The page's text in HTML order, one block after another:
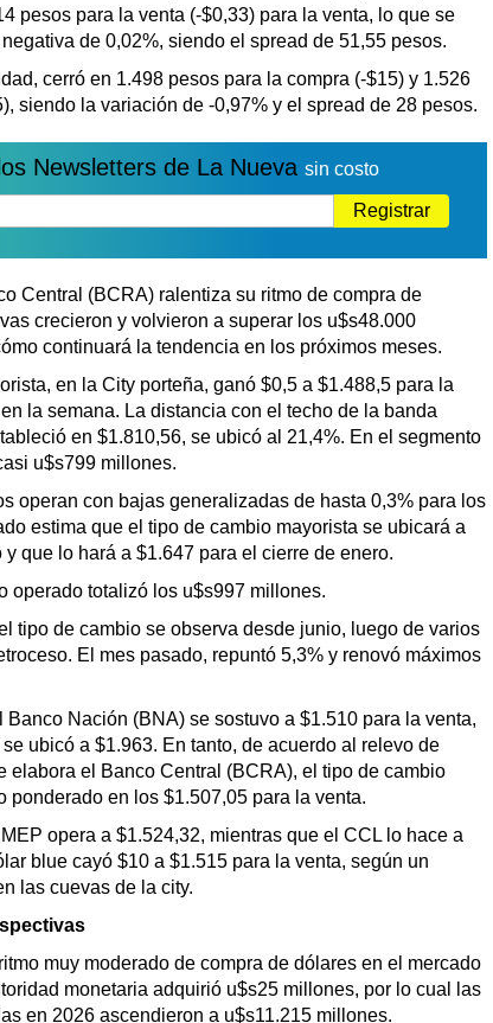
Edictos
Teléfonos de urgencia
pesos para la venta (-$0,33) para la venta, lo que se
de 0,02%, siendo el spread de 51,55 pesos.
cerró en 1.498 pesos para la compra (-$15) y 1.526
siendo la variación de -0,97% y el spread de 28 pesos.
Newsletters de La Nueva sin costo
Registrar
Central (BCRA) ralentiza su ritmo de compra de
crecieron y volvieron a superar los u$s48.000
continuará la tendencia en los próximos meses.
en la City porteña, ganó $0,5 a $1.488,5 para la
la semana. La distancia con el techo de la banda
en $1.810,56, se ubicó al 21,4%. En el segmento
u$s799 millones.
operan con bajas generalizadas de hasta 0,3% para los
estima que el tipo de cambio mayorista se ubicará a
que lo hará a $1.647 para el cierre de enero.
operado totalizó los u$s997 millones.
tipo de cambio se observa desde junio, luego de varios
El mes pasado, repuntó 5,3% y renovó máximos
Banco Nación (BNA) se sostuvo a $1.510 para la venta,
ubicó a $1.963. En tanto, de acuerdo al relevo de
elabora el Banco Central (BCRA), el tipo de cambio
ponderado en los $1.507,05 para la venta.
opera a $1.524,32, mientras que el CCL lo hace a
blue cayó $10 a $1.515 para la venta, según un
las cuevas de la city.
muy moderado de compra de dólares en el mercado
monetaria adquirió u$s25 millones, por lo cual las
en 2026 ascendieron a u$s11.215 millones.